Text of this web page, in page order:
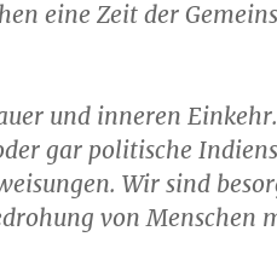
eine Zeit der
und inneren
gar politische
Wir sind
von Menschen